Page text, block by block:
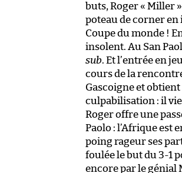
buts, Roger « Miller
poteau de corner en
Coupe du monde !
insolent. Au San
sub. Et l’entrée en
cours de la
Gascoigne et
culpabilisation : il
Roger offre une
Paolo : l’Afrique est
poing rageur ses
foulée le but du 3-1
encore par le génial